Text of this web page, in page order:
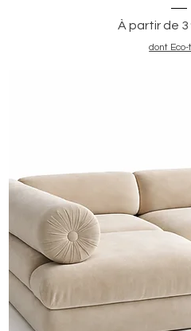
À partir de 3
Prix
dont